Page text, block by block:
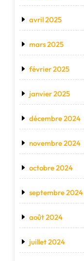
avril 2025
mars 2025
février 2025
janvier 2025
décembre 2024
novembre 2024
octobre 2024
septembre 2024
août 2024
juillet 2024